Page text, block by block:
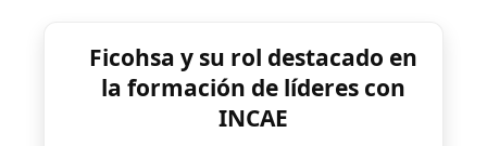
Ficohsa y su rol destacado en
la formación de líderes con
INCAE